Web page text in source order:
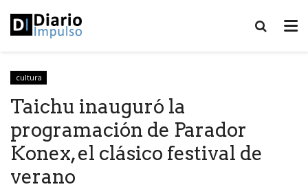
cultura
Taichu inauguró la
programación de Parador
Konex, el clásico festival de
verano